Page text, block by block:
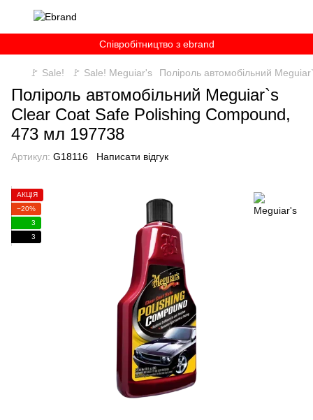
Співробітництво з ebrand
🚩 Sale! 🚩 Sale! Meguiar's Поліроль автомобільний
Поліроль автомобільний Meguiar`s
Clear Coat Safe Polishing Compound,
473 мл 197738
Артикул: G18116 Написати відгук
АКЦІЯ
−20%
3
3